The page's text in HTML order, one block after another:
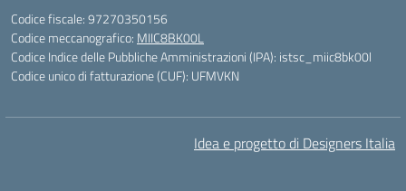
Codice fiscale: 97270350156
Codice meccanografico: MIIC8BK00L
Codice Indice delle Pubbliche Amministrazioni (IPA): istsc_miic8bk00l
Codice unico di fatturazione (CUF): UFMVKN
Idea e progetto di Designers Italia